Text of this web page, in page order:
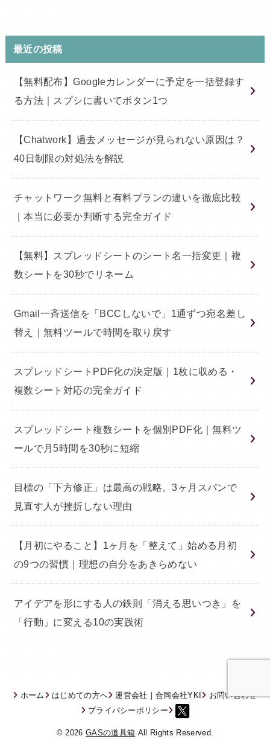
最近の投稿
【無料配布】Googleカレンダーに予定を一括登録す
る方法｜スプシに書いてボタン1つ
【Chatwork】過去メッセージが見られない原因は？
40日制限の対処法を解説
チャットワーク無料と有料プランの違いを徹底比較
｜本当に必要か判断する完全ガイド
【無料】スプレッドシートのシート名一括変更｜複
数シートを30秒でリネーム
Gmail一斉送信を「BCCしないで」1通ずつ宛名差し
替え｜無料ツールで時間を取り戻す
スプレッドシートPDF化の決定版｜1枚に収める・
複数シート対応の完全ガイド
スプレッドシート複数シートを個別PDF化｜無料ツ
ールで月5時間を30秒に短縮
目標の「下方修正」は最高の戦略。3ヶ月スパンで
見直す人が挫折しない理由
【月初にやること】1ヶ月を「整えて」始める月初
の9つの習慣｜理想の自分をあきらめない
アイデアを形にする人の鉄則「消える思いつき」を
「行動」に変える10の実践術
ホーム はじめての方へ 運営会社｜合同会社YKI
お問い合わせ
プライバシーポリシー
© 2026GASの道具箱 All Rights Reserved.